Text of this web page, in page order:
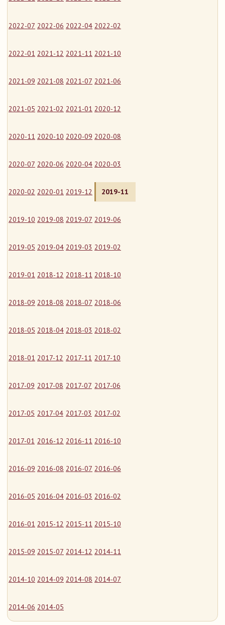
2022-07 2022-06 2022-04 2022-02
2022-01 2021-12 2021-11 2021-10
2021-09 2021-08 2021-07 2021-06
2021-05 2021-02 2021-01 2020-12
2020-11 2020-10 2020-09 2020-08
2020-07 2020-06 2020-04 2020-03
2020-02 2020-01 2019-12 2019-11
2019-10 2019-08 2019-07 2019-06
2019-05 2019-04 2019-03 2019-02
2019-01 2018-12 2018-11 2018-10
2018-09 2018-08 2018-07 2018-06
2018-05 2018-04 2018-03 2018-02
2018-01 2017-12 2017-11 2017-10
2017-09 2017-08 2017-07 2017-06
2017-05 2017-04 2017-03 2017-02
2017-01 2016-12 2016-11 2016-10
2016-09 2016-08 2016-07 2016-06
2016-05 2016-04 2016-03 2016-02
2016-01 2015-12 2015-11 2015-10
2015-09 2015-07 2014-12 2014-11
2014-10 2014-09 2014-08 2014-07
2014-06 2014-05